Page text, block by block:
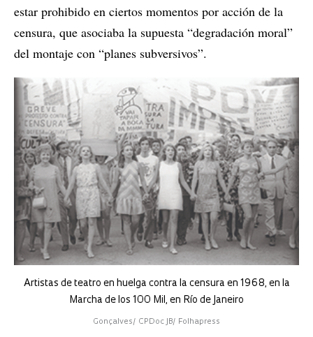
estar prohibido en ciertos momentos por acción de la
censura, que asociaba la supuesta “degradación moral”
del montaje con “planes subversivos”.
Artistas de teatro en huelga contra la censura en 1968, en la
Marcha de los 100 Mil, en Río de Janeiro
Gonçalves/ CPDoc JB/ Folhapress